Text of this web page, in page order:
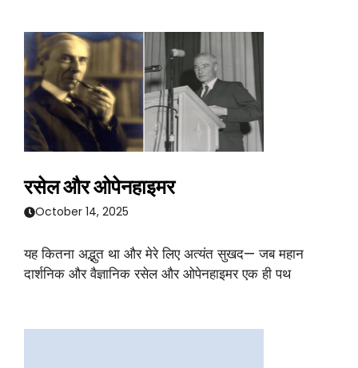
रसेल और ओपेनहाइमर
October 14, 2025
यह कितना अद्भुत था और मेरे लिए अत्यंत सुखद— जब महान
दार्शनिक और वैज्ञानिक रसेल और ओपेनहाइमर एक ही पथ